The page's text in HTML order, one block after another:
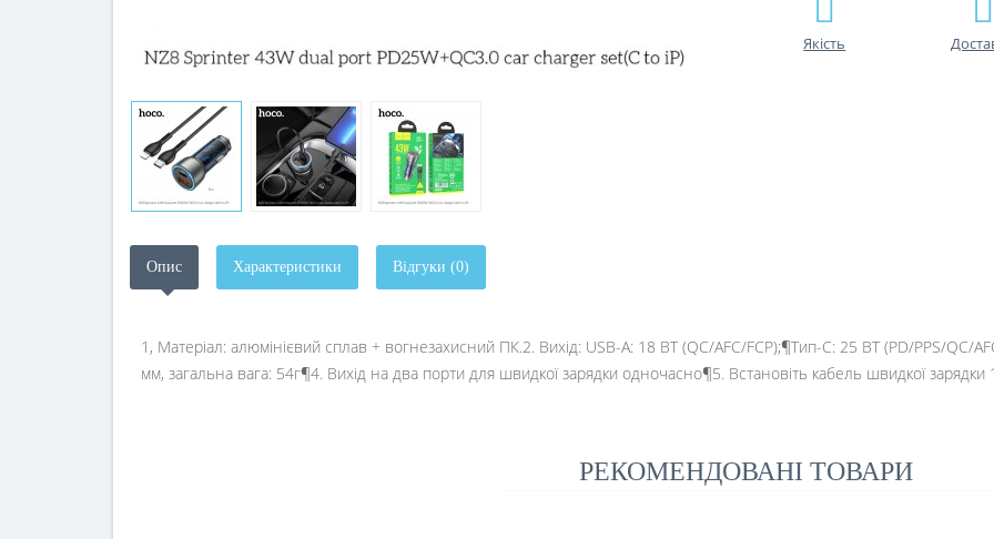
Якість
Опис Характеристики Відгуки (0)
1, Матеріал: алюмінієвий сплав + вогнезахисний ПК.2. Вихід: USB-A: 18 ВТ (QC/AFC/FCP);¶Тип-C: 25 ВТ (PD/PPS/QC/
мм, загальна вага: 54г¶4. Вихід на два порти для швидкої зарядки одночасно¶5. Встановіть кабель швидкої зарядки
РЕКОМЕНДОВАНІ ТОВАРИ